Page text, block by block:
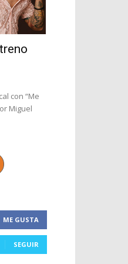
con “Me
Miguel
ME GUSTA
SEGUIR